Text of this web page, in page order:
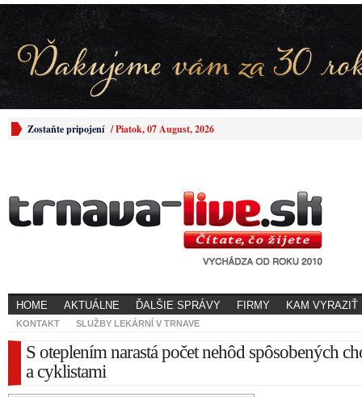
Zostaňte pripojení /Piatok, 07 August, 2026
HOME AKTUÁLNE ĎALŠIE SPRÁVY FIRMY KAM VYRAZIŤ
KONTAKT SLUŽBY LEKÁRNÍ V TRNAVE
S oteplením narastá počet nehôd spôsobených
a cyklistami